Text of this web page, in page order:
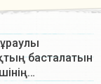
басталатын